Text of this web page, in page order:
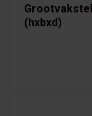
(hxbxd)